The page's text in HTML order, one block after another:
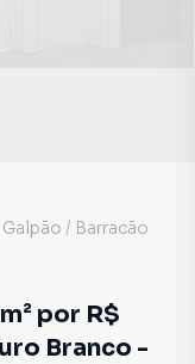
Galpão / Barracão
por R$
Branco -